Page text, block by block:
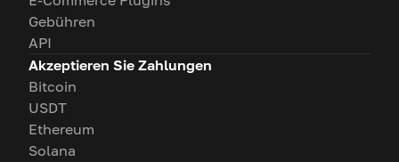
Gebühren
API
Akzeptieren Sie Zahlungen
Bitcoin
USDT
Ethereum
Solana